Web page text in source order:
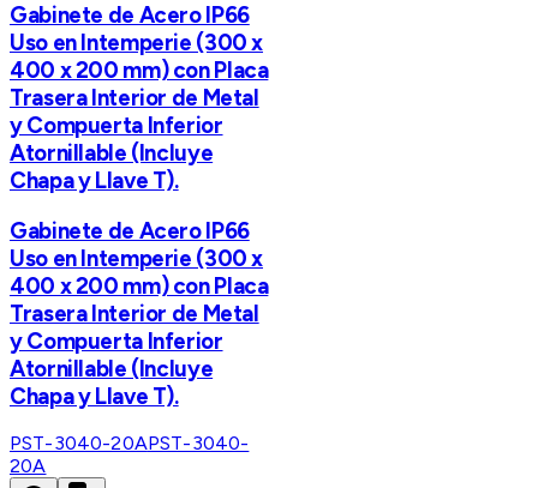
Gabinete de Acero IP66
Uso en Intemperie (300 x
400 x 200 mm) con Placa
Trasera Interior de Metal
y Compuerta Inferior
Atornillable (Incluye
Chapa y Llave T).
Gabinete de Acero IP66
Uso en Intemperie (300 x
400 x 200 mm) con Placa
Trasera Interior de Metal
y Compuerta Inferior
Atornillable (Incluye
Chapa y Llave T).
PST-3040-20APST-3040-
20A